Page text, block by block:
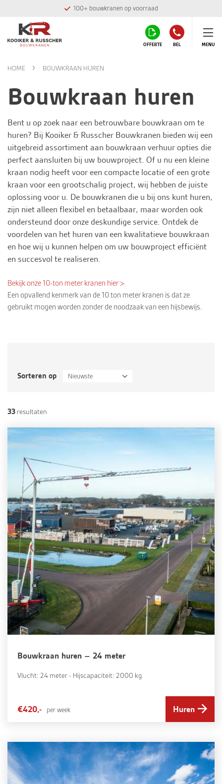
100+ bouwkranen op voorraad
OFFERTE BEL MENU
HOME BOUWKRAAN HUREN
Bouwkraan huren
Bent u op zoek naar een betrouwbare bouwkraan om te
huren? Bij Kooiker & Russcher Bouwkranen bieden wij een
uitgebreid assortiment aan bouwkraan verhuur opties die
perfect aansluiten bij uw bouwproject. Of u nu een kleine
kraan nodig heeft voor een compacte locatie of een grote
kraan voor een grootschalig project, wij hebben de juiste
oplossing voor u. De bouwkranen die u bij ons kunt huren,
zijn niet alleen flexibel en betaalbaar, maar worden ook
ondersteund door onze deskundige service. Ontdek de
voordelen van het huren van een kwalitatieve bouwkraan
en hoe wij u kunnen helpen om uw bouwproject efficiënt
en succesvol te realiseren.
Bekijk onze 10-ton meter kranen hier >
Een opvallend kenmerk van de 10 ton meter kranen is dat ze
gebruikt mogen worden zonder de noodzaak van een hijsbewijs.
Sorteren op Nieuwste
33 resultaten
Bouwkraan huren – 24 meter
Vlucht: 24 meter - Hijscapaciteit: 2000 kg
€420,- per week Huren